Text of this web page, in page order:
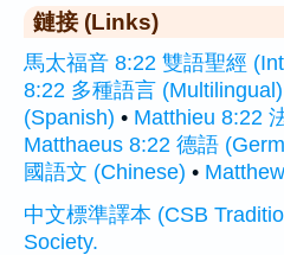
鏈接 (Links)
馬太福音 8:22 雙語聖經
8:22 多種語言 (Multilingual)
(Spanish) • Matthieu 8:22
Matthaeus 8:22 德語
國語文 (Chinese) •
中文標準譯本 (CSB
Society.